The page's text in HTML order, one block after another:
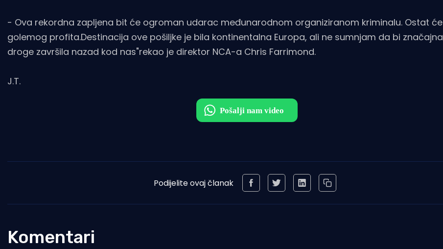
- Ova rekordna zapljena bit će ogroman udarac međunarodnom organiziranom kriminalu. Ostat
golemog profita.Destinacija ove pošiljke je bila kontinentalna Europa, ali ne sumnjam da bi
droge završila nazad kod nas"rekao je direktor NCA-a Chris Farrimond.
J.T.
Podijelite ovaj članak
Komentari